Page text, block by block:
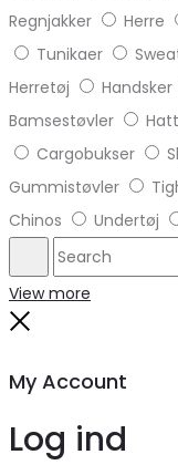
Regnjakker
Herre
Tunikaer
Herretøj
Handsker
Bamsestøvler
Cargobukser
Gummistøvler
Chinos
Undertøj
Search
View more
My Account
Log ind